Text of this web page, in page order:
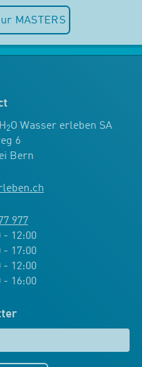
MASTERS
2O Wasser erleben SA
6
Bern
977
- 12:00
12:00